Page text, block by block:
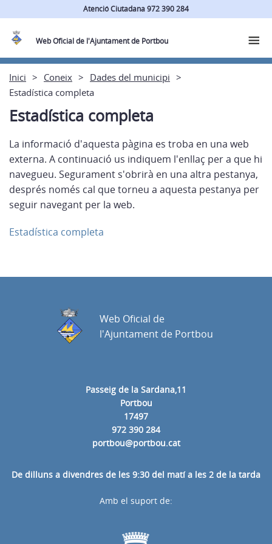
Atenció Ciutadana 972 390 284
Web Oficial de l'Ajuntament de Portbou
Inici Coneix
Dades del municipi
Estadística completa
Estadística completa
La informació d'aquesta pàgina es troba en una web
externa. A continuació us indiquem l'enllaç per a que hi
navegueu. Segurament s'obrirà en una altra pestanya,
després només cal que torneu a aquesta pestanya per
seguir navegant per la web.
Estadística completa
Passeig de la Sardana,11
Portbou
17497
972 390 284
portbou@portbou.cat
De dilluns a divendres de les 9:30 del matí a les 2 de la tarda
Web Oficial de
l'Ajuntament de Portbou
Amb el suport de: